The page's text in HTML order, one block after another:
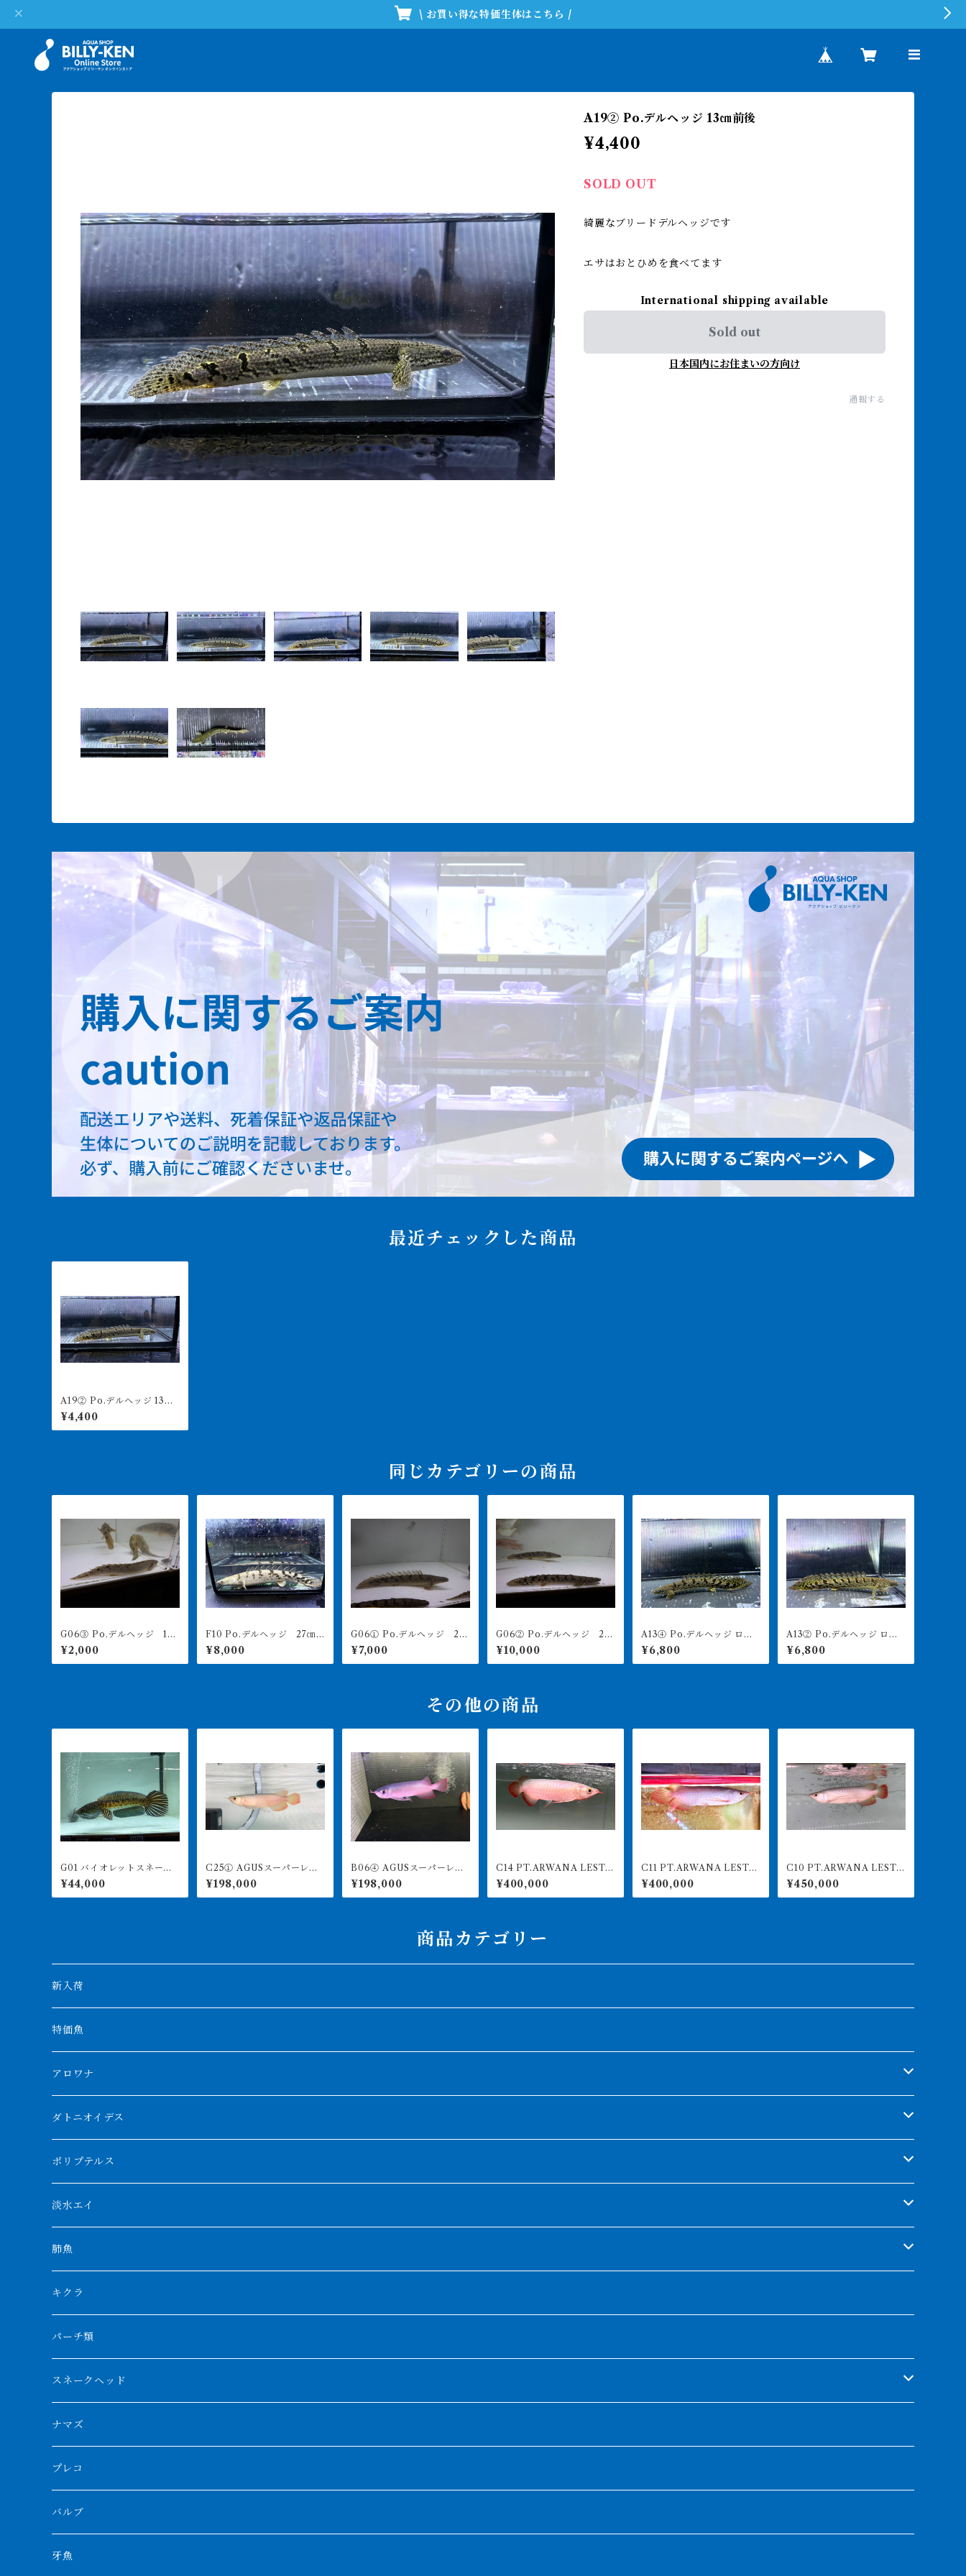
\ お買い得な特価生体はこちら /
A19② Po.デルヘッジ 13㎝前後
¥4,400
SOLD OUT
綺麗なブリードデルヘッジです
エサはおとひめを食べてます
International shipping available
Sold out
日本国内にお住まいの方向け
通報する
最近チェックした商品
A19② Po.デルヘッジ 13㎝
前後
¥4,400
同じカテゴリーの商品
G06③ Po.デルヘッジ 19
㎝前後 買取個体
¥2,000
F10 Po.デルヘッジ 27㎝
前後 買取個体
¥8,000
G06① Po.デルヘッジ 27
¥7,000
G06② Po.デルヘッジ 24
㎝前後 買取個体
¥10,000
A13④ Po.デルヘッジ ロイ
ヤルバンド 14㎝前後
¥6,800
A13② Po.デルヘッジ ロイ
ヤルバンド 14㎝前後
¥6,800
その他の商品
G01 バイオレットスネーク
ヘッド 32㎝前後 ハイフ
ィン ビッグテール
¥44,000
C25① AGUSスーパーレッ
ドF4 18㎝前後 PT.ARWA
NA LESTARI アジアアロワ
ナ 紅龍 260-005125
¥198,000
B06④ AGUSスーパーレッ
ドF4 19㎝前後 PT.ARWA
NA LESTARI アジアアロワ
ナ 紅龍 260-005124
¥198,000
C14 PT.ARWANA LESTA
RI 最高峰紅龍 アブソリュ
ートレッド 19㎝前後 26
0-005148 アグスファーム
¥400,000
C11 PT.ARWANA LESTA
RI 最高峰紅龍 アブソリュ
ートレッド 18㎝前後 26
0-005142 アグスファーム
¥400,000
C10 PT.ARWANA LESTA
RI 最高峰紅龍 アブソリュ
ートレッド 16㎝前後 26
0-005154 アグスファーム
¥450,000
商品カテゴリー
新入荷
特価魚
アロワナ
クンパイ
アブソリュートレッド
AGUS スーパーレッドF4
特殊アロワナ
厳選 過背金龍
フルゴールデンクロスバック
ブルーベースクロスバック
BILLY-KENオリジナルブランド紅龍
チョッパーレッド
ブルレッド
その他アジアアロワナ
特殊個体
紅龍
シルバーアロワナ
ブラックアロワナ
ノーザンバラムンディ
その他アロワナ
ダトニオイデス
シャムタイガー
特殊ダトニオ
ダトニオプラスワン
リアルバンド
フォークバンド
フォーバータイガー
メニーバータイガー
ニューギニアダトニオ
ポリプテルス
モンスターポリプ
特殊ポリプ
プラチナ個体
ショート個体
ハイブリッドポリプ
エンドリケリー
ギニア
ナイジェリア
ナイルビチャー
ナポレオンビチャー
バロ川
ビキールビキール
トゥルカナ湖
タンガニーカビチャー
アンソルギー
コウロントン
淡水エイ
シナガワダイヤ
ダイヤモンドポルカ
クロコダイル
その他淡水エイ
肺魚
ネオケラ
その他肺魚
キクラ
パーチ類
スネークヘッド
チャンナバルカ
大型スネークヘッド
中型スネークヘッド
小型スネークヘッド
ナマズ
プレコ
バルブ
牙魚